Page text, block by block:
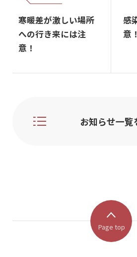
寒暖差が激しい場所
への行き来には注
意！
感
意！
お知らせ一覧
Page top